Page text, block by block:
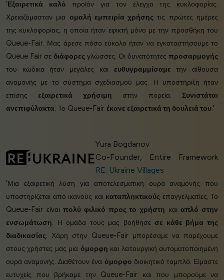
‘Εξαιρετικά καλό προϊόν για τον έλεγχο της κυκλοφορίας.
Χρειαζόμασταν μια ομαλή εμπειρία χρήσης τις πρώτες ημέρες
της κυκλοφορίας, η οποία ήταν εφικτή μόνο με την προσθήκη του
Queue-Fair. Μας άρεσε πόσο εύκολο ήταν να εγκαταστήσουμε το
Queue Fair σε διάφορες γλώσσες. Οι δυνατότητες προσαρμογής
του κώδικα ήταν μεγάλες και ευθυγραμμίσαμε την αίθουσα
αναμονής με το σύστημα σχεδιασμού μας. Η υποστήριξη ήταν
επίσηςεξαιρετικά χρήσιμη στην πορεία.Συνιστάται
ανεπιφύλακτα. Το Queue-Fair έκανε εξαιρετικά τη δουλειά του.’
Yura Bogdanov
Co-Founder, Entire Framework
RE: Ukraine Villages
‘Μια εξαιρετική λύση για αποτελεσματική ουρά αναμονής που
υποστηρίζεται από ικανούς και καταπληκτικούς επαγγελματίες. Το
Queue-Fair είναιπολύ φιλικό προς το χρήστη καιαπλό στην
ενσωμάτωση. Η ομάδα τους μας βοήθησεσε κάθε βήμα της
διαδικασίας. Χάρη στην Queue-Fair μπορέσαμε να παρέχουμε
στους χρήστες μας μια όμορφη και λειτουργική αυτοματοποιημένη
ουρά αναμονής. Διαθέτουν ένα όμορφο διοικητικό ταμπλό. Είμαστε
ευτυχείς που βρήκαμε την Queue-Fair και που μπορούμε να